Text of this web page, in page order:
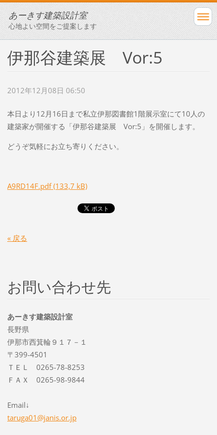
あーきす建築設計室
心地よい空間をご提案します
伊那谷建築展 Vor:5
2012年12月08日 06:50
本日より12月16日まで私立伊那図書館1階展示室にて10人の
建築家が開催する「伊那谷建築展 Vor:5」を開催します。
どうぞ気軽にお立ち寄りください。
A9RD14F.pdf (133,7 kB)
« 戻る
お問い合わせ先
あーきす建築設計室
長野県
伊那市西箕輪９１７－１
〒399-4501
ＴＥＬ 0265-78-8253
ＦＡＸ 0265-98-9844
Email↓
taruga01@janis.or.jp